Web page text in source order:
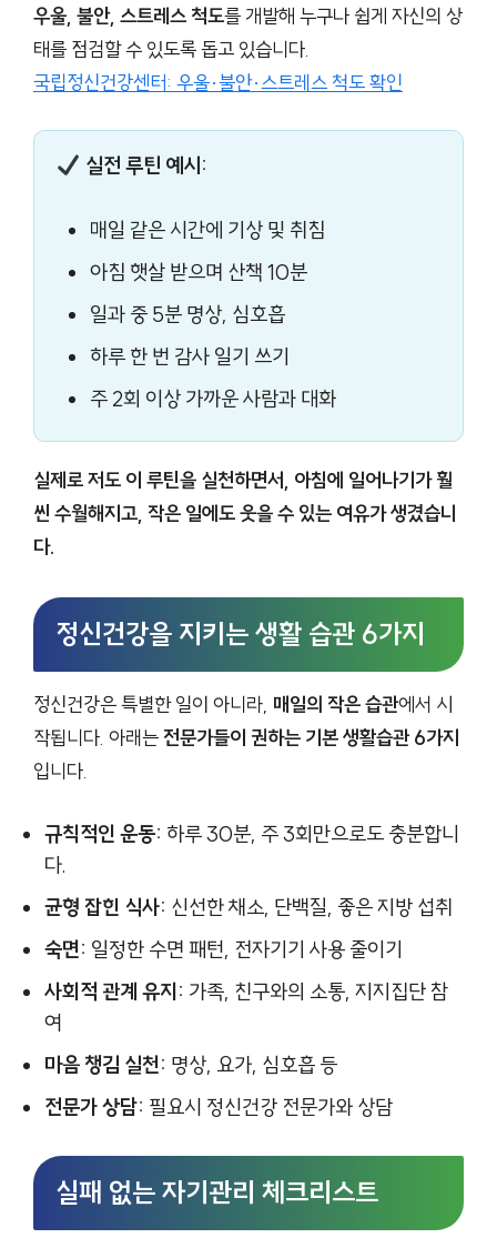
우울, 불안, 스트레스 척도를 개발해 누구나 쉽게 자신의 상
태를 점검할 수 있도록 돕고 있습니다.
국립정신건강센터: 우울·불안·스트레스 척도 확인
실전 루틴 예시:
매일 같은 시간에 기상 및 취침
아침 햇살 받으며 산책 10분
일과 중 5분 명상, 심호흡
하루 한 번 감사 일기 쓰기
주 2회 이상 가까운 사람과 대화
실제로 저도 이 루틴을 실천하면서, 아침에 일어나기가 훨
씬 수월해지고, 작은 일에도 웃을 수 있는 여유가 생겼습니
다.
정신건강을 지키는 생활 습관 6가지
정신건강은 특별한 일이 아니라, 매일의 작은 습관에서 시
작됩니다. 아래는 전문가들이 권하는 기본 생활습관 6가지
입니다.
규칙적인 운동: 하루 30분, 주 3회만으로도 충분합니
다.
균형 잡힌 식사: 신선한 채소, 단백질, 좋은 지방 섭취
숙면: 일정한 수면 패턴, 전자기기 사용 줄이기
사회적 관계 유지: 가족, 친구와의 소통, 지지집단 참
여
마음 챙김 실천: 명상, 요가, 심호흡 등
전문가 상담: 필요시 정신건강 전문가와 상담
실패 없는 자기관리 체크리스트